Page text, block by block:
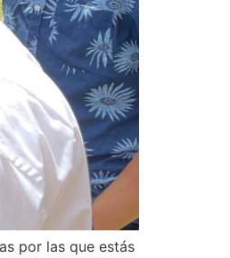
por las que estás